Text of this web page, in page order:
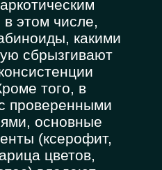
этом числе,
какими
сбрызгивают
того, в
проверенными
основные
(ксерофит,
цветов,